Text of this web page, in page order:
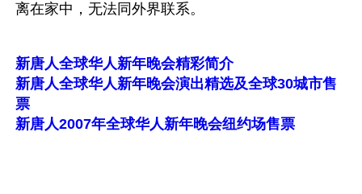
离在家中，无法同外界联系。
新唐人全球华人新年晚会精彩简介
新唐人全球华人新年晚会演出精选及全球30城市售
票
新唐人2007年全球华人新年晚会纽约场售票